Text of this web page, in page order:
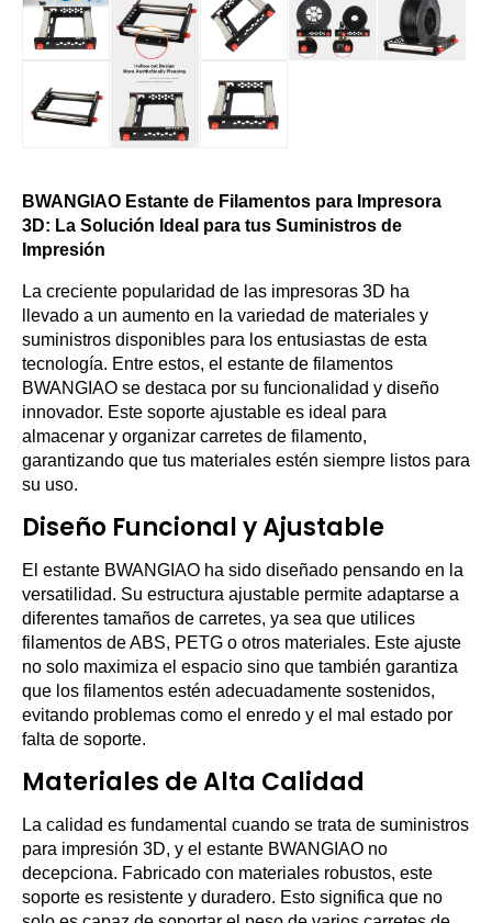
BWANGIAO Estante de Filamentos para Impresora
3D: La Solución Ideal para tus Suministros de
Impresión
La creciente popularidad de las impresoras 3D ha
llevado a un aumento en la variedad de materiales y
suministros disponibles para los entusiastas de esta
tecnología. Entre estos, el estante de filamentos
BWANGIAO se destaca por su funcionalidad y diseño
innovador. Este soporte ajustable es ideal para
almacenar y organizar carretes de filamento,
garantizando que tus materiales estén siempre listos para
su uso.
Diseño Funcional y Ajustable
El estante BWANGIAO ha sido diseñado pensando en la
versatilidad. Su estructura ajustable permite adaptarse a
diferentes tamaños de carretes, ya sea que utilices
filamentos de ABS, PETG o otros materiales. Este ajuste
no solo maximiza el espacio sino que también garantiza
que los filamentos estén adecuadamente sostenidos,
evitando problemas como el enredo y el mal estado por
falta de soporte.
Materiales de Alta Calidad
La calidad es fundamental cuando se trata de suministros
para impresión 3D, y el estante BWANGIAO no
decepciona. Fabricado con materiales robustos, este
soporte es resistente y duradero. Esto significa que no